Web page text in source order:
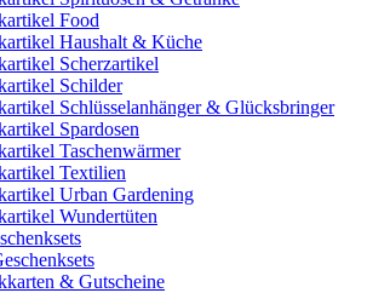
Food
Haushalt & Küche
Scherzartikel
Schilder
Schlüsselanhänger & Glücksbringer
Spardosen
Taschenwärmer
Textilien
Urban Gardening
Wundertüten
& Gutscheine